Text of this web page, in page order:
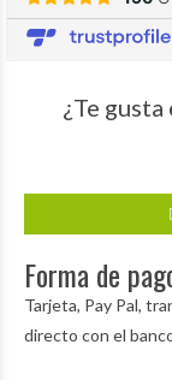
¿Te
Forma de
Tarjeta, Pay Pal,
directo con el